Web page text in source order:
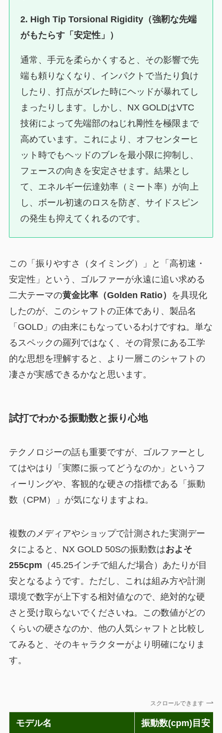
2. High Tip Torsional Rigidity（強靭な先端
がもたらす「安定性」）
通常、手元を柔らかくすると、その影響で先
端も頼りなくなり、インパクトで当たり負け
したり、打点がズレた時にヘッドが暴れてし
まったりします。しかし、NX GOLDはVTC
技術によって先端部のねじれ剛性を極限まで
高めています。これにより、オフセンターヒ
ット時でもヘッドのブレを最小限に抑制し、
フェースの向きを安定させます。結果とし
て、エネルギー伝達効率（ミート率）が向上
し、ボール初速のロスを防ぎ、サイドスピン
の発生も抑えてくれるのです。
この「振りやすさ（タイミング）」と「高初速・
安定性」という、ゴルファーが永遠に追い求める
二大テーマの黄金比率（Golden Ratio）
を具現化
したのが、このシャフトの正体であり、製品名
「GOLD」の由来にもなっているわけですね。単な
るスペックの羅列ではなく、その背景にある工学
的な思想を理解すると、より一層このシャフトの
凄さが実感できるかなと思います。
試打でわかる振動数と振り心地
テクノロジーの話も重要ですが、ゴルファーとし
てはやはり「実際に振ってどうなのか」というフ
ィーリングや、客観的な硬さの指標である「振動
数（CPM）」が気になりますよね。
複数のメディアやショップで計測された実測デー
タによると、NX GOLD 50Sの振動数はおよそ
255cpm （45.25インチで組んだ場合）あたりが目
安となるようです。ただし、これは組み方や計測
環境で数字が上下する相対値なので、絶対的な硬
さと受け取らないでくださいね。この数値がどの
くらいの硬さなのか、他の人気シャフトと比較し
てみると、そのキャラクターがより明確になりま
す。
スクロールできます
モデル名 振動数(cpm)目安